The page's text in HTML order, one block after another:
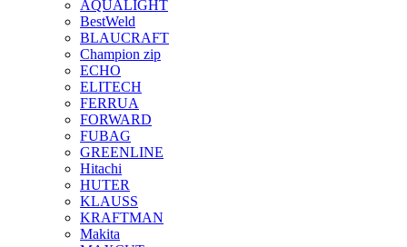
AQUALIGHT
BestWeld
BLAUCRAFT
Champion zip
ECHO
ELITECH
FERRUA
FORWARD
FUBAG
GREENLINE
Hitachi
HUTER
KLAUSS
KRAFTMAN
Makita